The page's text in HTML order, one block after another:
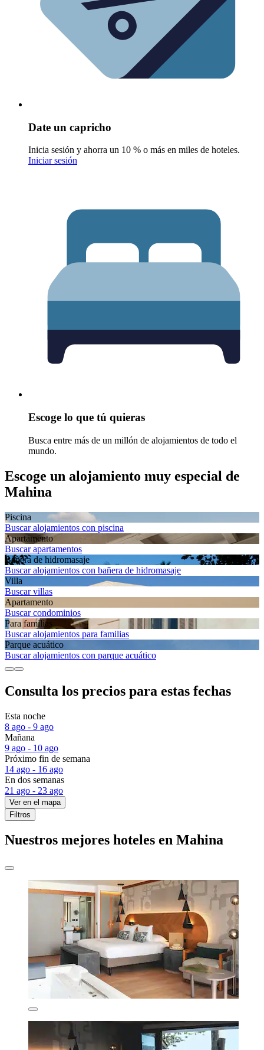
Date un capricho
Inicia sesión y ahorra un 10 % o más en miles de hoteles.
Iniciar sesión
Escoge lo que tú quieras
Busca entre más de un millón de alojamientos de todo el
mundo.
Escoge un alojamiento muy especial de
Mahina
Piscina
Buscar alojamientos con piscina
Apartamento
Buscar apartamentos
Bañera de hidromasaje
Buscar alojamientos con bañera de hidromasaje
Villa
Buscar villas
Apartamento
Buscar condominios
Para familias
Buscar alojamientos para familias
Parque acuático
Buscar alojamientos con parque acuático
Consulta los precios para estas fechas
Esta noche
8 ago - 9 ago
Mañana
9 ago - 10 ago
Próximo fin de semana
14 ago - 16 ago
En dos semanas
21 ago - 23 ago
Ver en el mapa
Filtros
Nuestros mejores hoteles en Mahina